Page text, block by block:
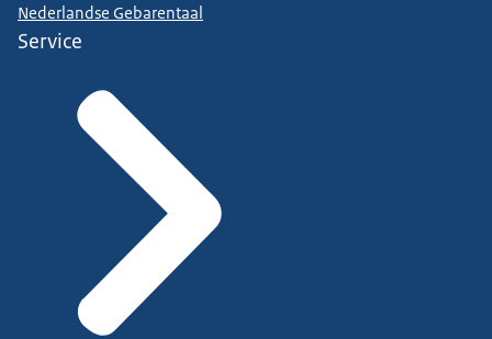
Nederlandse Gebarentaal
Service